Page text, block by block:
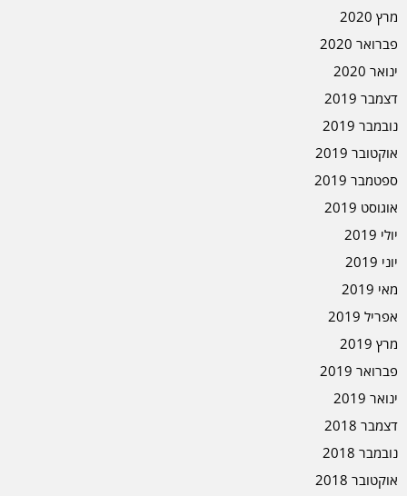
מרץ 2020
פברואר 2020
ינואר 2020
דצמבר 2019
נובמבר 2019
אוקטובר 2019
ספטמבר 2019
אוגוסט 2019
יולי 2019
יוני 2019
מאי 2019
אפריל 2019
מרץ 2019
פברואר 2019
ינואר 2019
דצמבר 2018
נובמבר 2018
אוקטובר 2018